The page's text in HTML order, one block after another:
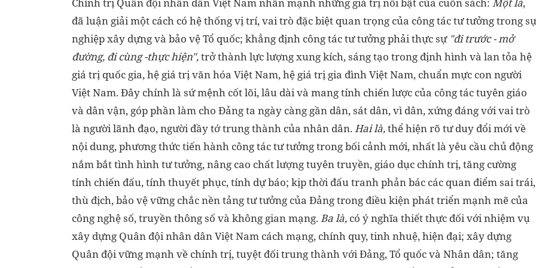
đã luận giải một cách có hệ thống vị trí, vai trò đặc biệt quan trọng của công tác tư tưởng trong sự
nghiệp xây dựng và bảo vệ Tổ quốc; khẳng định công tác tư tưởng phải thực sự "đi trước - mở
đường, đi cùng -thực hiện",trở thành lực lượng xung kích, sáng tạo trong định hình và lan tỏa hệ
giá trị quốc gia, hệ giá trị văn hóa Việt Nam, hệ giá trị gia đình Việt Nam, chuẩn mực con người
Việt Nam. Đây chính là sứ mệnh cốt lõi, lâu dài và mang tính chiến lược của công tác tuyên giáo
và dân vận, góp phần làm cho Đảng ta ngày càng gần dân, sát dân, vì dân, xứng đáng với vai trò
là người lãnh đạo, người đầy tớ trung thành của nhân dân. Hai là,thể hiện rõ tư duy đổi mới về
nội dung, phương thức tiến hành công tác tư tưởng trong bối cảnh mới, nhất là yêu cầu chủ động
nắm bắt tình hình tư tưởng, nâng cao chất lượng tuyên truyền, giáo dục chính trị, tăng cường
tính chiến đấu, tính thuyết phục, tính dự báo; kịp thời đấu tranh phản bác các quan điểm sai trái,
thù địch, bảo vệ vững chắc nền tảng tư tưởng của Đảng trong điều kiện phát triển mạnh mẽ của
công nghệ số, truyền thông số và không gian mạng. Ba là, có ý nghĩa thiết thực đối với nhiệm vụ
xây dựng Quân đội nhân dân Việt Nam cách mạng, chính quy, tinh nhuệ, hiện đại; xây dựng
Quân đội vững mạnh về chính trị, tuyệt đối trung thành với Đảng, Tổ quốc và Nhân dân; tăng